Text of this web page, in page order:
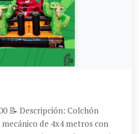
📝 Descripción: Colchón
de 4x4 metros con